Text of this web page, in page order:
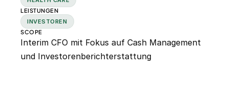
LEISTUNGEN
INVESTOREN
SCOPE
Interim CFO mit Fokus auf Cash Management
und Investorenberichterstattung